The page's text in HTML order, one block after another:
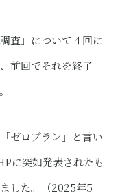
査」について４回に
前回でそれを終了
ゼロプラン」と言い
に突如発表されたも
した。（2025年5